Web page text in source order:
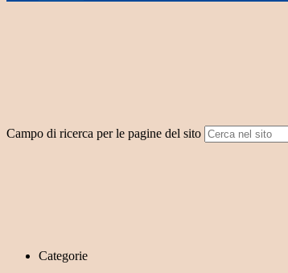
Campo di ricerca per le pagine del sito
Categorie